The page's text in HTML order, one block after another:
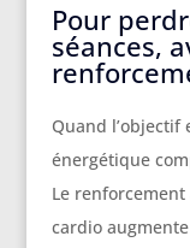
Pour
séances,
Quand l’objectif
énergétique
Le
cardio